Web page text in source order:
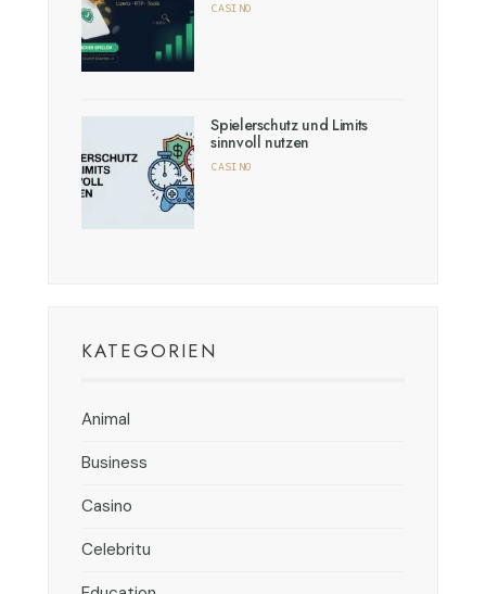
CASINO
Spielerschutz und Limits
sinnvoll nutzen
CASINO
KATEGORIEN
Animal
Business
Casino
Celebritu